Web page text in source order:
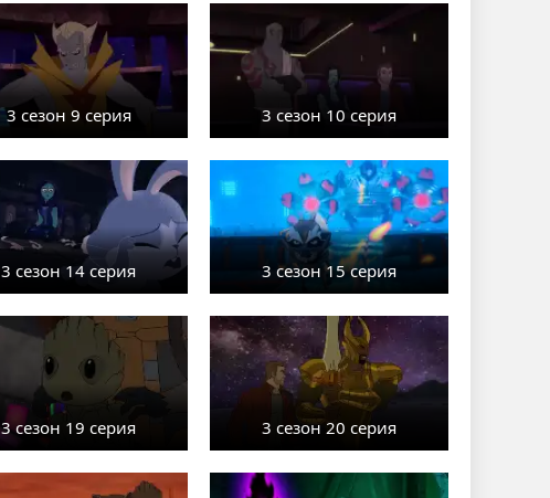
3 сезон 9 серия 3 сезон 10 серия
3 сезон 14 серия 3 сезон 15 серия
3 сезон 19 серия 3 сезон 20 серия